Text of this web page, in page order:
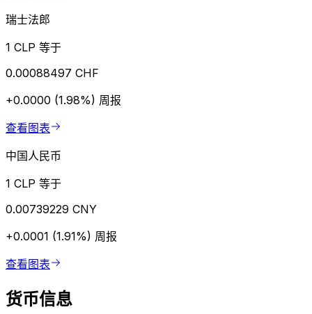
瑞士法郎
1 CLP 等于
0.00088497 CHF
+0.0000 (1.98%) 周报
查看图表
中国人民币
1 CLP 等于
0.00739229 CNY
+0.0001 (1.91%) 周报
查看图表
货币信息